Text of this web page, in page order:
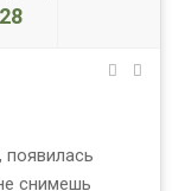
28
появилась
снимешь